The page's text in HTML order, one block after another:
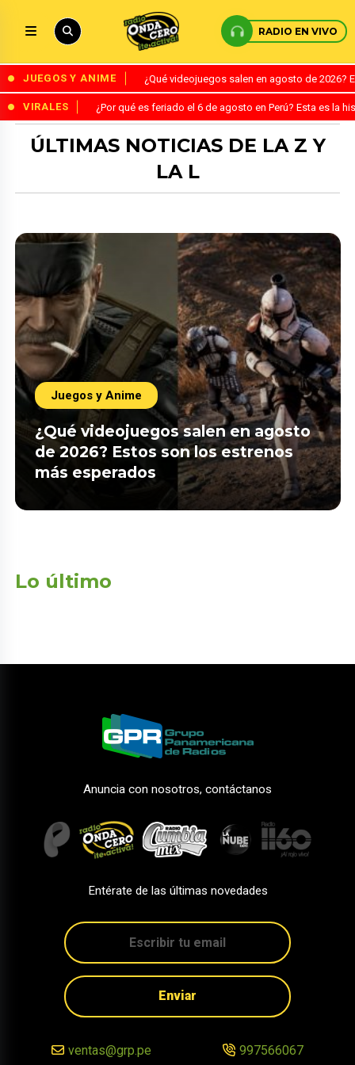
RADIO EN VIVO
JUEGOS Y ANIME ¿Qué videojuegos salen en agosto de
VIRALES ¿Por qué es feriado el 6 de agosto en Perú? Esta es la
ÚLTIMAS NOTICIAS DE LA Z Y
LA L
Juegos y Anime
¿Qué videojuegos salen en agosto
de 2026? Estos son los estrenos
más esperados
Lo último
Anuncia con nosotros, contáctanos
Entérate de las últimas novedades
Enviar
ventas@grp.pe 997566067